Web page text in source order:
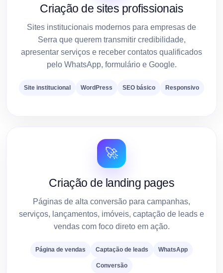
Criação de sites profissionais
Sites institucionais modernos para empresas de
Serra que querem transmitir credibilidade,
apresentar serviços e receber contatos qualificados
pelo WhatsApp, formulário e Google.
Site institucional WordPress SEO básico Responsivo
🚀
Criação de landing pages
Páginas de alta conversão para campanhas,
serviços, lançamentos, imóveis, captação de leads e
vendas com foco direto em ação.
Página de vendas Captação de leads WhatsApp
Conversão